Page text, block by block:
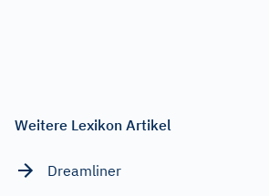
Weitere Lexikon Artikel
Dreamliner